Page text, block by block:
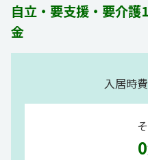
自立・要支援・要介護
金
入居時
0